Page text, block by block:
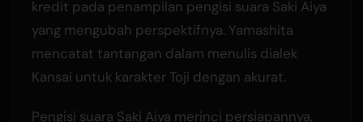
kredit pada penampilan pengisi suara Saki Aiya
yang mengubah perspektifnya. Yamashita
mencatat tantangan dalam menulis dialek
Kansai untuk karakter Toji dengan akurat.
Pengisi suara Saki Aiya merinci persiapannya,